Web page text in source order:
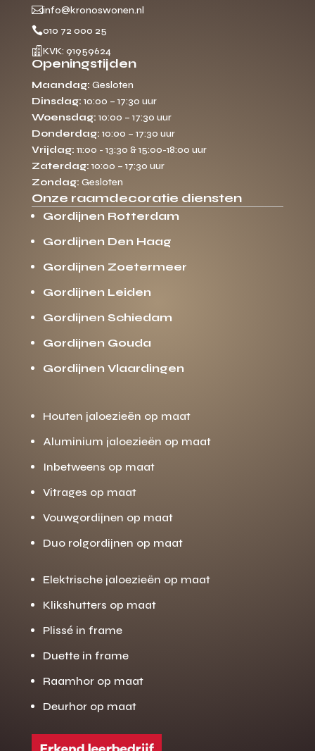
info@kronoswonen.nl
010 72 000 25
 KVK: 91959624
Openingstijden
Maandag: Gesloten
Dinsdag: 10:00 – 17:30 uur
Woensdag: 10:00 – 17:30 uur
Donderdag: 10:00 – 17:30 uur
Vrijdag: 11:00 - 13:30 & 15:00-18:00 uur
Zaterdag: 10:00 – 17:30 uur
Zondag: Gesloten
Onze raamdecoratie diensten
Gordijnen Rotterdam
Gordijnen Den Haag
Gordijnen Zoetermeer
Gordijnen Leiden
Gordijnen Schiedam
Gordijnen Gouda
Gordijnen Vlaardingen
Houten jaloezieën op maat
Aluminium jaloezieën op maat
Inbetweens op maat
Vitrages op maat
Vouwgordijnen op maat
Duo rolgordijnen op maat
Elektrische jaloezieën op maat
Klikshutters op maat
Plissé in frame
Duette in frame
Raamhor op maat
Deurhor op maat